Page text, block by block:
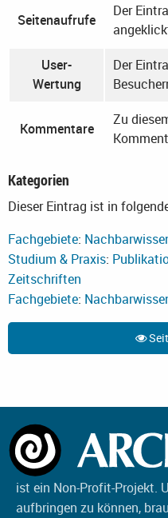
Seitenaufrufe
Der
User-
Wertung
Der
Kommentare
Zu
Kategorien
Dieser Eintrag ist in
Fachgebiete:
Studium & Praxis:
Zeitschriften
Fachgebiete:
ist ein Non-Profit-Projekt.
aufbringen zu können,